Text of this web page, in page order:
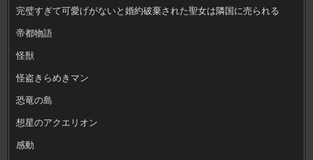
完璧すぎて可愛げがないと婚約破棄された聖女は隣国に売られる
帝都物語
怪獣
怪盗きらめきマン
恐竜の島
想星のアクエリオン
感動